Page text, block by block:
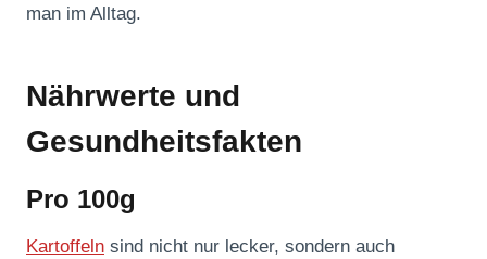
man im Alltag.
Nährwerte und
Gesundheitsfakten
Pro 100g
Kartoffeln sind nicht nur lecker, sondern auch